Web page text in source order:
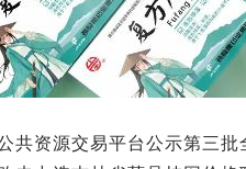
共资源交易平台公示第三